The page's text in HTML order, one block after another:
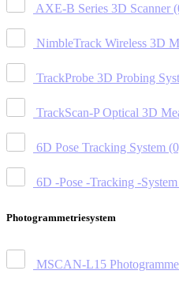
AXE-B Series 3D Scanner
NimbleTrack Wireless 3D
TrackProbe 3D Probing
TrackScan-P Optical 3D
6D Pose Tracking System
6D -Pose -Tracking -System
Photogrammetriesystem
MSCAN-L15